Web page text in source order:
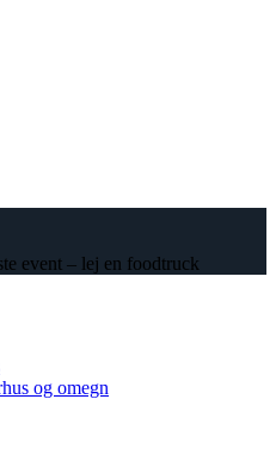
event – lej en foodtruck
og omegn